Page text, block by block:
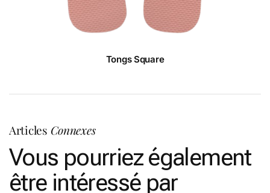
Tongs Square
Articles Connexes
Vous pourriez également
être intéressé par